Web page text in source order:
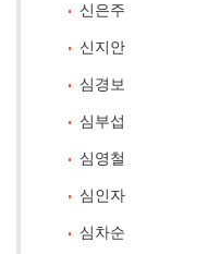
신은주
신지안
심경보
심부섭
심영철
심인자
심차순